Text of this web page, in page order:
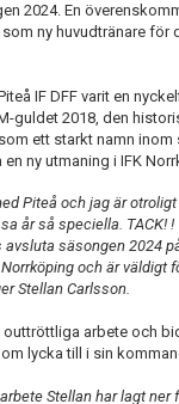
2024. En
ny huvudtränare för
IF DFF varit en
guldet 2018, den
ett starkt namn
ny utmaning i IFK
Piteå och jag är
år så speciella. TACK! !
säsongen 2024
och är väldigt
Stellan Carlsson.
outtröttliga arbete och
lycka till i sin
Stellan har lagt